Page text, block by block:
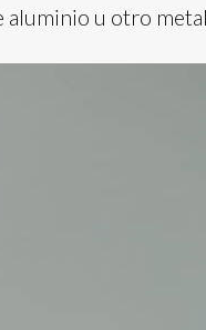
u otro